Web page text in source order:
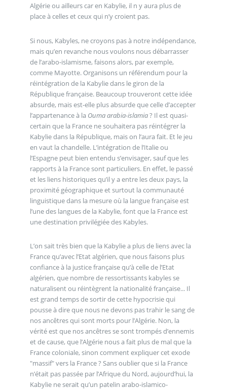
Algérie ou ailleurs car en Kabylie, il n y aura plus de
place à celles et ceux qui n’y croient pas.
Si nous, Kabyles, ne croyons pas à notre indépendance,
mais qu’en revanche nous voulons nous débarrasser
de l’arabo-islamisme, faisons alors, par exemple,
comme Mayotte. Organisons un référendum pour la
réintégration de la Kabylie dans le giron de la
République française. Beaucoup trouveront cette idée
absurde, mais est-elle plus absurde que celle d’accepter
l’appartenance à la Ouma arabia-islamia? Il est quasi-
certain que la France ne souhaitera pas réintégrer la
Kabylie dans la République, mais on l’aura fait. Et le jeu
en vaut la chandelle. L’intégration de l’Italie ou
l’Espagne peut bien entendu s’envisager, sauf que les
rapports à la France sont particuliers. En effet, le passé
et les liens historiques qu’il y a entre les deux pays, la
proximité géographique et surtout la communauté
linguistique dans la mesure où la langue française est
l’une des langues de la Kabylie, font que la France est
une destination privilégiée des Kabyles.
L’on sait très bien que la Kabylie a plus de liens avec la
France qu’avec l’Etat algérien, que nous faisons plus
confiance à la justice française qu’à celle de l’Etat
algérien, que nombre de ressortissants kabyles se
naturalisent ou réintègrent la nationalité française... Il
est grand temps de sortir de cette hypocrisie qui
pousse à dire que nous ne devons pas trahir le sang de
nos ancêtres qui sont morts pour l’Algérie. Non, la
vérité est que nos ancêtres se sont trompés d’ennemis
et de cause, que l’Algérie nous a fait plus de mal que la
France coloniale, sinon comment expliquer cet exode
"massif" vers la France ? Sans oublier que si la France
n’était pas passée par l’Afrique du Nord, aujourd’hui, la
Kabylie ne serait qu’un patelin arabo-islamico-